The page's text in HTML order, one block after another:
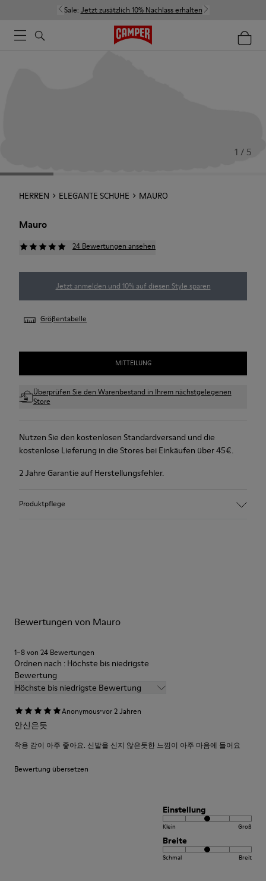
Sale: Jetzt zusätzlich 10% Nachlass erhalten
1 / 5
HERREN ELEGANTE SCHUHE MAURO
Mauro
24 Bewertungen ansehen
Jetzt anmelden und 10% auf diesen Style sparen
Größentabelle
MITTEILUNG
Überprüfen Sie den Warenbestand in Ihrem nächstgelegenen
Store
Nutzen Sie den kostenlosen Standardversand und die
kostenlose Lieferung in die Stores bei Einkäufen über 45€.
2 Jahre Garantie auf Herstellungsfehler.
Produktpflege
Bewertungen von Mauro
1–8 von 24 Bewertungen
Ordnen nach : Höchste bis niedrigste
Bewertung
Höchste bis niedrigste Bewertung
Anonymous·vor 2 Jahren
안신은듯
착용 감이 아주 좋아요. 신발을 신지 않은듯한 느낌이 아주 마음에 들어요
Bewertung übersetzen
Einstellung
Klein Groß
Breite
Schmal Breit